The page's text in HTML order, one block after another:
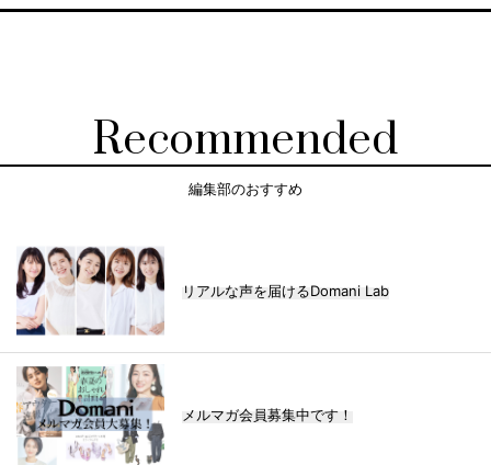
Recommended
編集部のおすすめ
リアルな声を届けるDomani Lab
メルマガ会員募集中です！